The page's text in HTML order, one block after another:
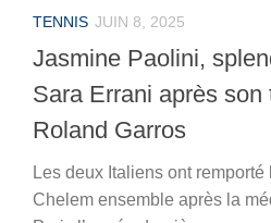
TENNIS JUIN 8, 2025
Jasmine Paolini,
Sara Errani après son
Roland Garros
Les deux Italiens ont
Chelem ensemble après la